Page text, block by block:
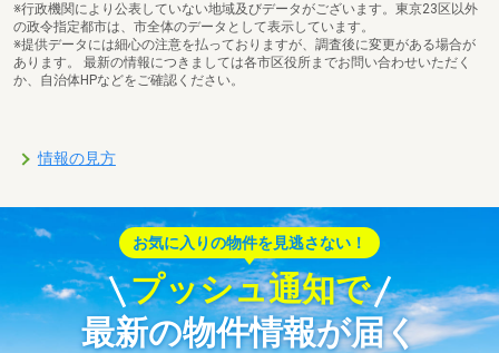
※行政機関により公表していない地域及びデータがございます。東京23区以外
の政令指定都市は、市全体のデータとして表示しています。
※提供データには細心の注意を払っておりますが、調査後に変更がある場合が
あります。 最新の情報につきましては各市区役所までお問い合わせいただく
か、自治体HPなどをご確認ください。
情報の見方
お気に入りの物件を見逃さない！
プッシュ通知で
最新の物件情報が届く